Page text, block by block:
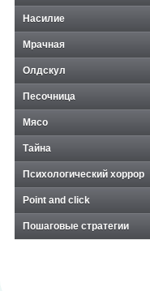
Насилие
Мрачная
Олдскул
Песочница
Мясо
Тайна
Психологический хоррор
Point and click
Пошаговые стратегии